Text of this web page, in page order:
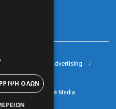
93
Arkè Advertising
AdvPartner of Arkè Media
ΌΛΩΝ